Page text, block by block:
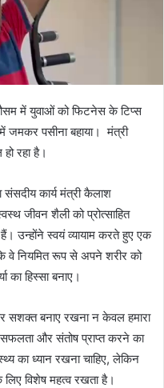
में युवाओं को फिटनेस के टिप्स
जमकर पसीना बहाया। मंत्री
रहा है।
कार्य मंत्री कैलाश
जीवन शैली को प्रोत्साहित
उन्होंने स्वयं व्यायाम करते हुए एक
वे नियमित रूप से अपने शरीर को
का हिस्सा बनाए।
सशक्त बनाए रखना न केवल हमारा
और संतोष प्राप्त करने का
का ध्यान रखना चाहिए, लेकिन
लिए विशेष महत्व रखता है।